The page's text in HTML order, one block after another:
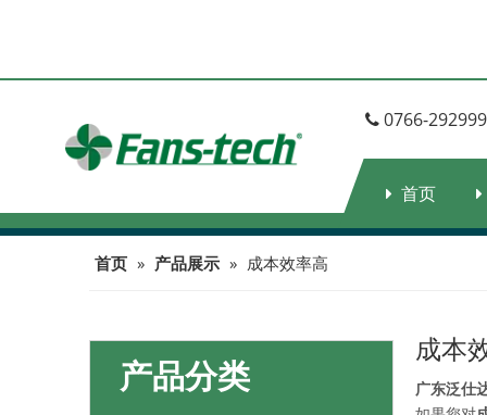
 0766-
首页
首页 » 产品展示 » 成本效率高
产品分类
成本
广东泛仕